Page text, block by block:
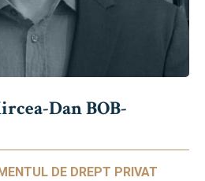
Dan BOB-
DE DREPT PRIVAT